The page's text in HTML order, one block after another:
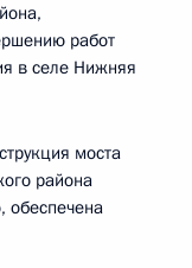
работ
в селе Нижняя
моста
района
обеспечена